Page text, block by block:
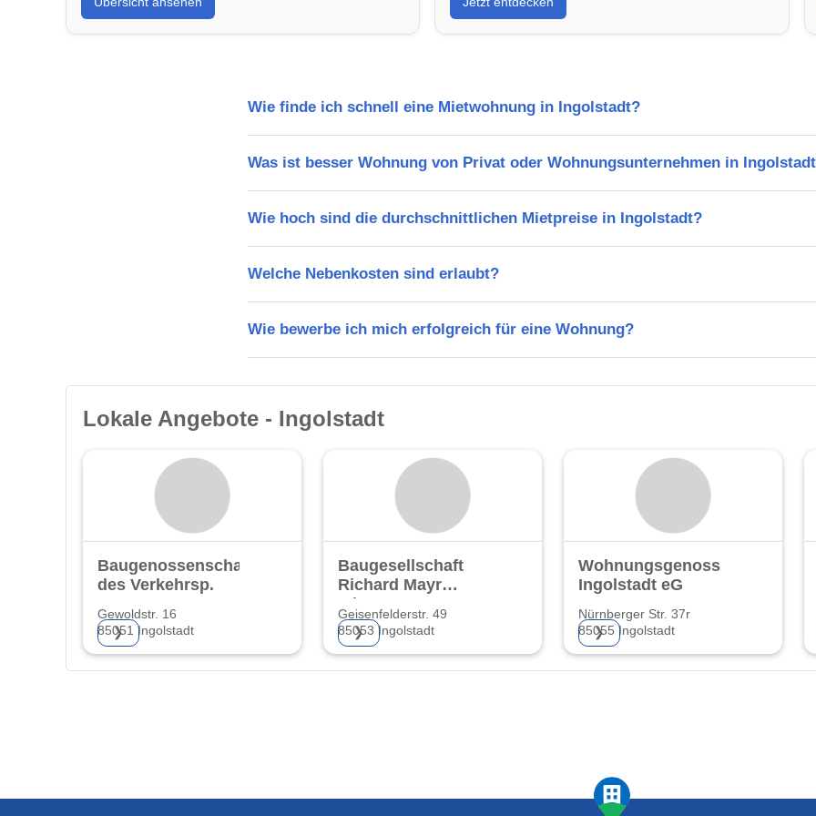
Wie finde ich schnell eine Mietwohnung in Ingolstadt?
Was ist besser Wohnung von Privat oder Wohnungsunternehmen in
Wie hoch sind die durchschnittlichen Mietpreise in Ingolstadt?
Welche Nebenkosten sind erlaubt?
Wie bewerbe ich mich erfolgreich für eine Wohnung?
Lokale Angebote - Ingolstadt
Baugenossenschaft
des Verkehrsp.
Gewoldstr. 16
85051 Ingolstadt
❯
Baugesellschaft
Richard Mayr
mbH
Geisenfelderstr. 49
85053 Ingolstadt
❯
Wohnungsgenossenschaft
Ingolstadt eG
Nürnberger Str. 37r
85055 Ingolstadt
❯